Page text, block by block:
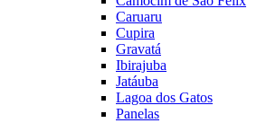
Caruaru
Cupira
Gravatá
Ibirajuba
Jatáuba
Lagoa dos Gatos
Panelas